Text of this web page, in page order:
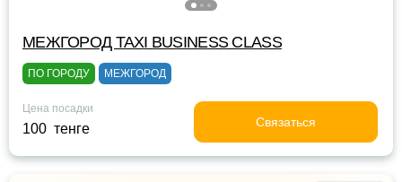
МЕЖГОРОД TAXI BUSINESS CLASS
ПО ГОРОДУ МЕЖГОРОД
Цена посадки
100 тенге Связаться